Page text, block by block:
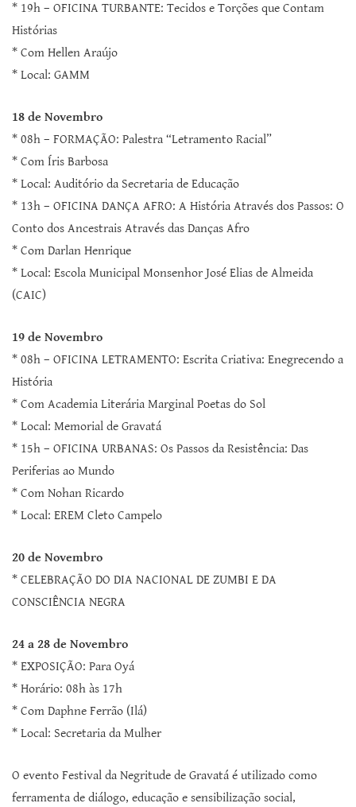
* 19h – OFICINA TURBANTE: Tecidos e Torções que Contam
Histórias
* Com Hellen Araújo
* Local: GAMM
18 de Novembro
* 08h – FORMAÇÃO: Palestra “Letramento Racial”
* Com Íris Barbosa
* Local: Auditório da Secretaria de Educação
* 13h – OFICINA DANÇA AFRO: A História Através dos Passos: O
Conto dos Ancestrais Através das Danças Afro
* Com Darlan Henrique
* Local: Escola Municipal Monsenhor José Elias de Almeida
(CAIC)
19 de Novembro
* 08h – OFICINA LETRAMENTO: Escrita Criativa: Enegrecendo a
História
* Com Academia Literária Marginal Poetas do Sol
* Local: Memorial de Gravatá
* 15h – OFICINA URBANAS: Os Passos da Resistência: Das
Periferias ao Mundo
* Com Nohan Ricardo
* Local: EREM Cleto Campelo
20 de Novembro
* CELEBRAÇÃO DO DIA NACIONAL DE ZUMBI E DA
CONSCIÊNCIA NEGRA
24 a 28 de Novembro
* EXPOSIÇÃO: Para Oyá
* Horário: 08h às 17h
* Com Daphne Ferrão (Ilá)
* Local: Secretaria da Mulher
O evento Festival da Negritude de Gravatá é utilizado como
ferramenta de diálogo, educação e sensibilização social,